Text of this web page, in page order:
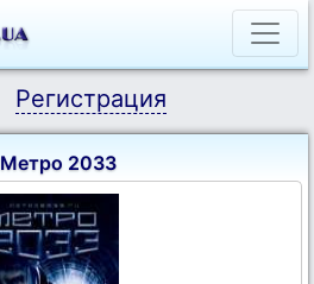
Регистрация
Метро 2033